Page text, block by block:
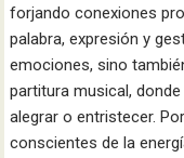
forjando conexiones
palabra, expresión y
emociones, sino
partitura musical,
alegrar o entristecer.
conscientes de la